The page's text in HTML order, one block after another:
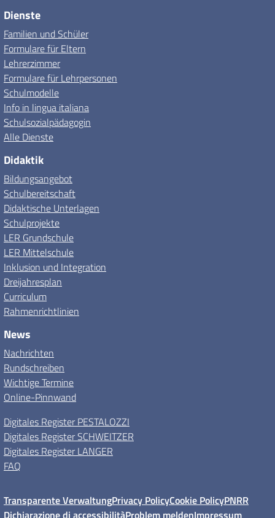
Dienste
Familien und Schüler
Formulare für Eltern
Lehrerzimmer
Formulare für Lehrpersonen
Schulmodelle
Info in lingua italiana
Schulsozialpädagogin
Alle Dienste
Didaktik
Bildungsangebot
Schulbereitschaft
Didaktische Unterlagen
Schulprojekte
LER Grundschule
LER Mittelschule
Inklusion und Integration
Dreijahresplan
Curriculum
Rahmenrichtlinien
News
Nachrichten
Rundschreiben
Wichtige Termine
Online-Pinnwand
Digitales Register PESTALOZZI
Digitales Register SCHWEITZER
Digitales Register LANGER
FAQ
Transparente VerwaltungPrivacy PolicyCookie PolicyPNRR
Dichiarazione di accessibilitàProblem meldenImpressum